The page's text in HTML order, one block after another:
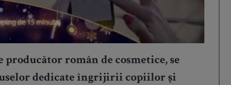
producător român de cosmetice, se
dedicate îngrijirii copiilor și